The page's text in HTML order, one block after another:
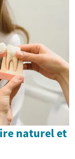
naturel et